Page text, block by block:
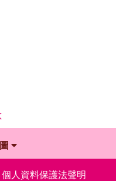
個人資料保護法聲明